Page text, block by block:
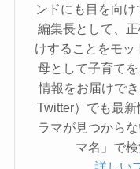
ンドにも目を向
編集長として、
けすることをモ
母として子育て
情報をお届けで
Twitter）でも最
ラマが見つから
マ名」で